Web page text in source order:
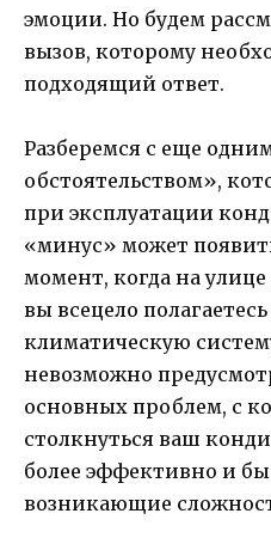
эмоции. Но будем
вызов, которому
подходящий ответ.
Разберемся с еще
обстоятельством»,
при эксплуатации
«минус» может
момент, когда на
вы всецело
климатическую
невозможно
основных проблем, с
столкнуться ваш
более эффективно и
возникающие